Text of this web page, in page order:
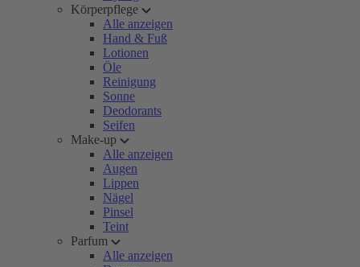
Körperpflege
Alle anzeigen
Hand & Fuß
Lotionen
Öle
Reinigung
Sonne
Deodorants
Seifen
Make-up
Alle anzeigen
Augen
Lippen
Nägel
Pinsel
Teint
Parfum
Alle anzeigen